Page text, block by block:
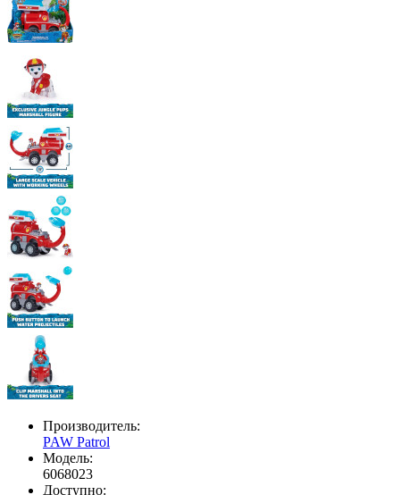
Производитель:
PAW Patrol
Модель:
6068023
Доступно: